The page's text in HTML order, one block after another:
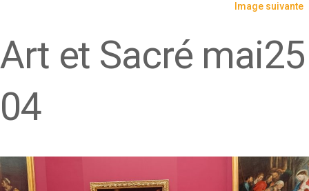
Image suivante
Art et Sacré mai25
04